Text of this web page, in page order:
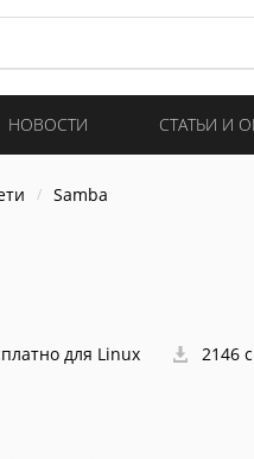
НОВОСТИ СТАТЬИ И
Samba
для Linux 2146